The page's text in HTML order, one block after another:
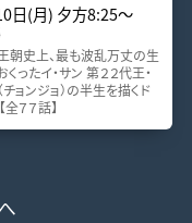
日(月) 夕方8:25〜
朝史上、最も波乱万丈の生
くったイ・サン 第２２代王・
チョンジョ）の半生を描くド
全７７話】